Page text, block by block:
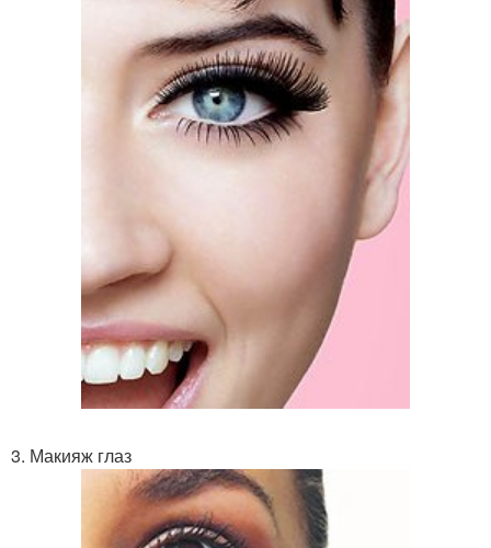
3. Макияж глаз